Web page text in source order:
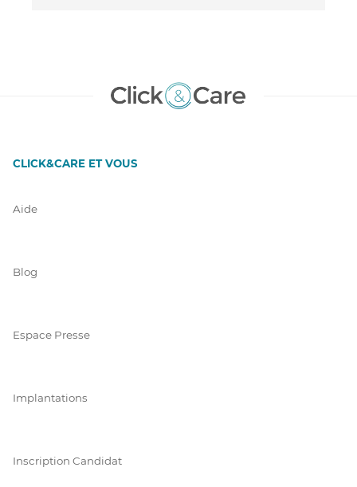
CLICK&CARE ET VOUS
Aide
Blog
Espace Presse
Implantations
Inscription Candidat